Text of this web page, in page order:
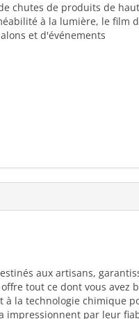
chutes de produits de
à la lumière, le
et d'événements
aux artisans,
tout ce dont vous avez
la technologie chimique
impressionnent par leur